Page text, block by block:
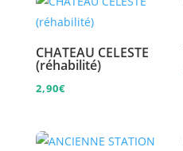
CHATEAU CELESTE
(réhabilité)
2,90€